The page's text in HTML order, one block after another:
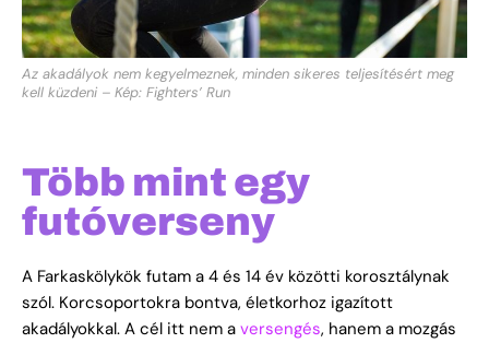
Az akadályok nem kegyelmeznek, minden sikeres teljesítésért meg
kell küzdeni – Kép: Fighters’ Run
Több mint egy
futóverseny
A Farkaskölykök futam a 4 és 14 év közötti korosztálynak
szól. Korcsoportokra bontva, életkorhoz igazított
akadályokkal. A cél itt nem a versengés, hanem a mozgás